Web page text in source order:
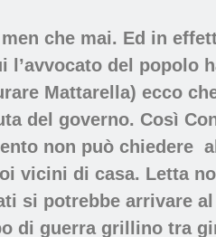
che mai. Ed in
del popolo
Mattarella) ecco
del governo. Così
non può chiedere
vicini di casa. Letta
si potrebbe arrivare al
di guerra grillino tra